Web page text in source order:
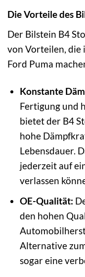
Die Vorteile des
Der Bilstein B4
von Vorteilen, die
Ford Puma
Konstante
Fertigung und
bietet der B4
hohe
Lebensdauer.
jederzeit auf
verlassen
OE-Qualität:
den hohen
Alternative
sogar eine